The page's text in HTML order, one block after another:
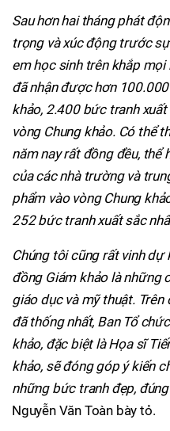
Sau hơn hai tháng phát
trọng và xúc động trước
em học sinh trên khắp
đã nhận được hơn
khảo, 2.400 bức tranh
vòng Chung khảo. Có thể
năm nay rất đồng đều, thể
của các nhà trường và
phẩm vào vòng Chung
252 bức tranh xuất sắc
Chúng tôi cũng rất vinh
đồng Giám khảo là những
giáo dục và mỹ thuật.
đã thống nhất, Ban Tổ
khảo, đặc biệt là Họa sĩ
khảo, sẽ đóng góp ý kiến
những bức tranh đẹp,
Nguyễn Văn Toàn bày tỏ.